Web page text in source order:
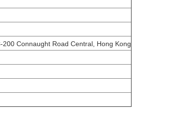
Connaught Road Central, Hong Kong